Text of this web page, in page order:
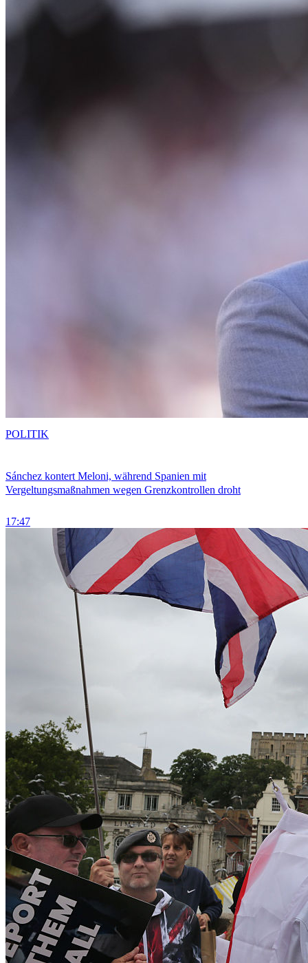
Sánchez kontert Meloni, während Spanien mit
Vergeltungsmaßnahmen wegen Grenzkontrollen droht
17:47
POLITIK